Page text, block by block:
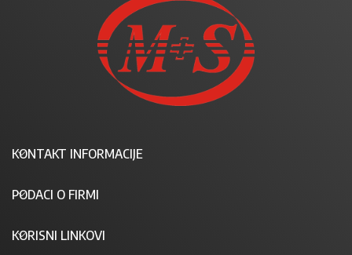
KONTAKT INFORMACIJE
PODACI O FIRMI
KORISNI LINKOVI